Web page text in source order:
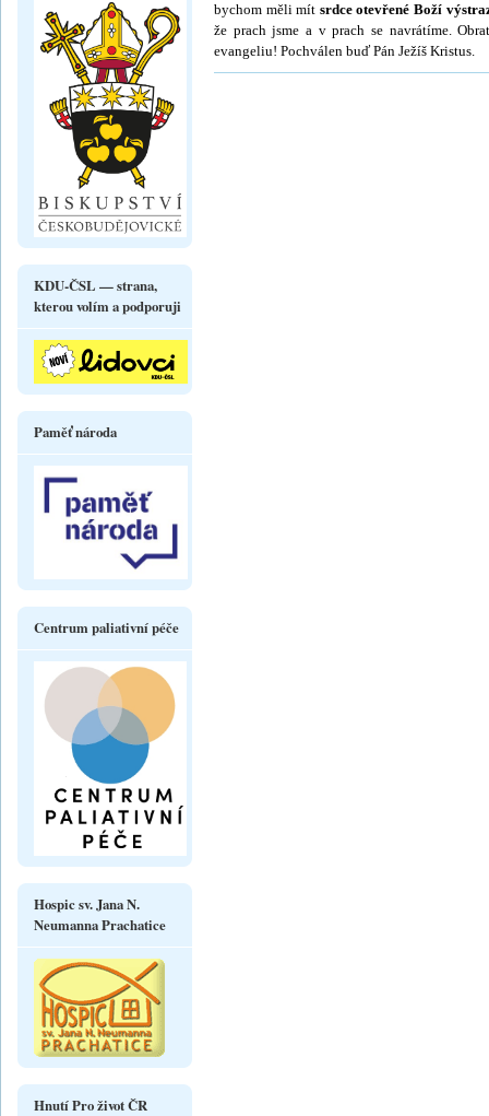
bychom měli mít srdce otevřené Boží
že prach jsme a v prach se navrátíme.
evangeliu! Pochválen buď Pán Ježíš Kristus.
KDU-ČSL — strana,
kterou volím a podporuji
Paměť národa
Centrum paliativní péče
Hospic sv. Jana N.
Neumanna Prachatice
Hnutí Pro život ČR